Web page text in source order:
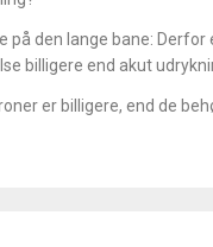
på den lange bane: Derfor
billigere end akut
er billigere, end de